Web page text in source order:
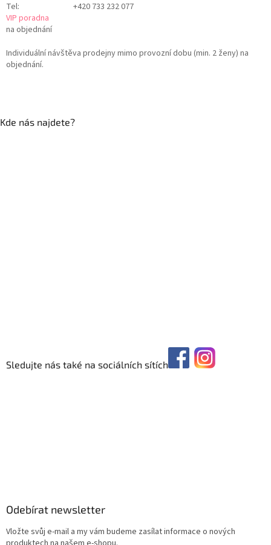
Tel:
+420 733 232 077
VIP poradna
na objednání
Individuální návštěva prodejny mimo provozní dobu (min. 2 ženy) na
objednání.
Kde nás najdete?
Sledujte nás také na sociálních sítích
Odebírat newsletter
Vložte svůj e-mail a my vám budeme zasílat informace o nových